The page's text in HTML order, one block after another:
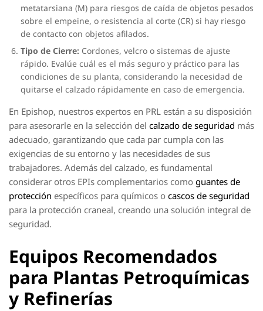
metatarsiana (M) para riesgos de caída de objetos pesados
sobre el empeine, o resistencia al corte (CR) si hay riesgo
de contacto con objetos afilados.
Tipo de Cierre: Cordones, velcro o sistemas de ajuste
rápido. Evalúe cuál es el más seguro y práctico para las
condiciones de su planta, considerando la necesidad de
quitarse el calzado rápidamente en caso de emergencia.
En Epishop, nuestros expertos en PRL están a su disposición
para asesorarle en la selección del calzado de seguridad más
adecuado, garantizando que cada par cumpla con las
exigencias de su entorno y las necesidades de sus
trabajadores. Además del calzado, es fundamental
considerar otros EPIs complementarios como guantes de
protección específicos para químicos o cascos de seguridad
para la protección craneal, creando una solución integral de
seguridad.
Equipos Recomendados
para Plantas Petroquímicas
y Refinerías